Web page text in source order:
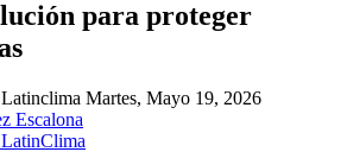
para proteger
Martes, Mayo 19, 2026
Escalona
LatinClima